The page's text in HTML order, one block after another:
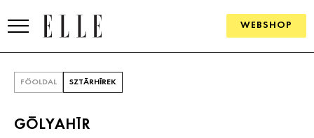
WEBSHOP
FŐOLDAL SZTÁRHÍREK
GÓLYAHÍR